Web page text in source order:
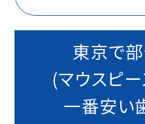
東京で
(マウスピ
一番安い